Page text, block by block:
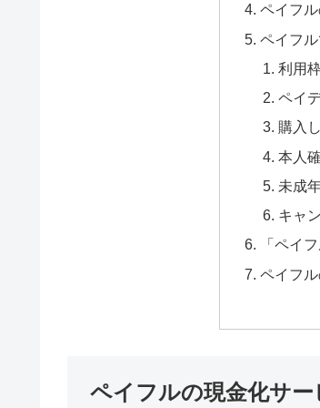
ペイフ
ペイフ
利用
ペイ
購入
本人
未成
キャ
「ペイ
ペイフ
ペイフルの現金化サ